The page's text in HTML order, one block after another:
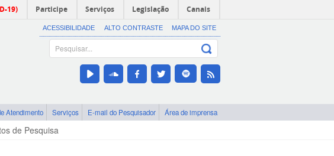
19) Participe Serviços Legislação Canais
ACESSIBILIDADE ALTO CONTRASTE MAPA DO SITE
Atendimento Serviços E-mail do Pesquisador Área de imprensa
de Pesquisa